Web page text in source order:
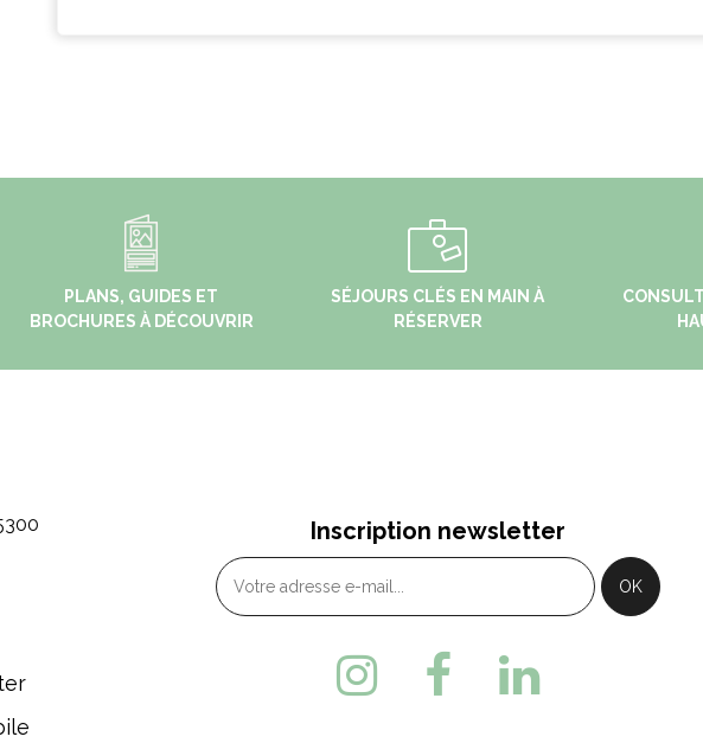
PLANS, GUIDES ET
BROCHURES À DÉCOUVRIR
SÉJOURS CLÉS EN MAIN À
RÉSERVER
6, Place Xavier Authier - 25370
METABIEF
+ 33 (0)3 81 49 13 81
69 Grande Rue - 25160
MALBUISSON
+33 (0)3 81 69 31 21
Inscription newsletter